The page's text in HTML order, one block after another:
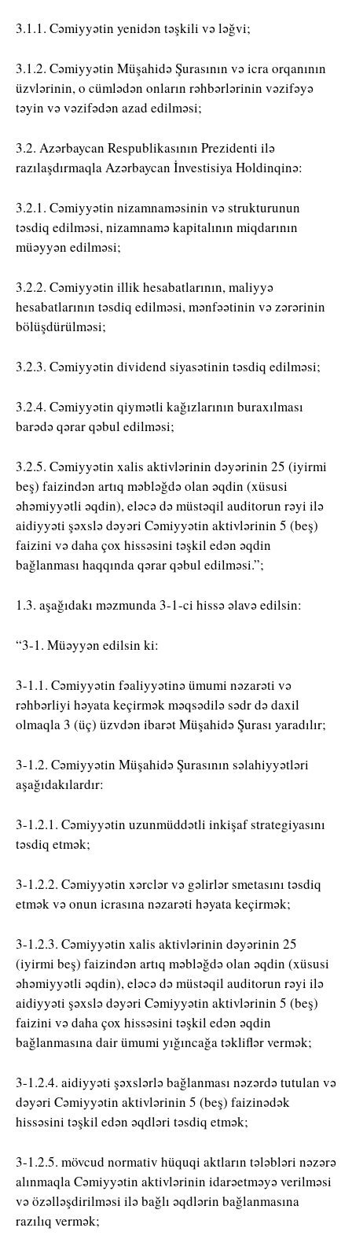
3.1.1. Cəmiyyətin yenidən təşkili və ləğvi;
3.1.2. Cəmiyyətin Müşahidə Şurasının və icra orqanının
üzvlərinin, o cümlədən onların rəhbərlərinin vəzifəyə
təyin və vəzifədən azad edilməsi;
3.2. Azərbaycan Respublikasının Prezidenti ilə
razılaşdırmaqla Azərbaycan İnvestisiya Holdinqinə:
3.2.1. Cəmiyyətin nizamnaməsinin və strukturunun
təsdiq edilməsi, nizamnamə kapitalının miqdarının
müəyyən edilməsi;
3.2.2. Cəmiyyətin illik hesabatlarının, maliyyə
hesabatlarının təsdiq edilməsi, mənfəətinin və zərərinin
bölüşdürülməsi;
3.2.3. Cəmiyyətin dividend siyasətinin təsdiq edilməsi;
3.2.4. Cəmiyyətin qiymətli kağızlarının buraxılması
barədə qərar qəbul edilməsi;
3.2.5. Cəmiyyətin xalis aktivlərinin dəyərinin 25 (iyirmi
beş) faizindən artıq məbləğdə olan əqdin (xüsusi
əhəmiyyətli əqdin), eləcə də müstəqil auditorun rəyi ilə
aidiyyəti şəxslə dəyəri Cəmiyyətin aktivlərinin 5 (beş)
faizini və daha çox hissəsini təşkil edən əqdin
bağlanması haqqında qərar qəbul edilməsi.”;
1.3. aşağıdakı məzmunda 3-1-ci hissə əlavə edilsin:
“3-1. Müəyyən edilsin ki:
3-1.1. Cəmiyyətin fəaliyyətinə ümumi nəzarəti və
rəhbərliyi həyata keçirmək məqsədilə sədr də daxil
olmaqla 3 (üç) üzvdən ibarət Müşahidə Şurası yaradılır;
3-1.2. Cəmiyyətin Müşahidə Şurasının səlahiyyətləri
aşağıdakılardır:
3-1.2.1. Cəmiyyətin uzunmüddətli inkişaf strategiyasını
təsdiq etmək;
3-1.2.2. Cəmiyyətin xərclər və gəlirlər smetasını təsdiq
etmək və onun icrasına nəzarəti həyata keçirmək;
3-1.2.3. Cəmiyyətin xalis aktivlərinin dəyərinin 25
(iyirmi beş) faizindən artıq məbləğdə olan əqdin (xüsusi
əhəmiyyətli əqdin), eləcə də müstəqil auditorun rəyi ilə
aidiyyəti şəxslə dəyəri Cəmiyyətin aktivlərinin 5 (beş)
faizini və daha çox hissəsini təşkil edən əqdin
bağlanmasına dair ümumi yığıncağa təkliflər vermək;
3-1.2.4. aidiyyəti şəxslərlə bağlanması nəzərdə tutulan və
dəyəri Cəmiyyətin aktivlərinin 5 (beş) faizinədək
hissəsini təşkil edən əqdləri təsdiq etmək;
3-1.2.5. mövcud normativ hüquqi aktların tələbləri nəzərə
alınmaqla Cəmiyyətin aktivlərinin idarəetməyə verilməsi
və özəlləşdirilməsi ilə bağlı əqdlərin bağlanmasına
razılıq vermək;